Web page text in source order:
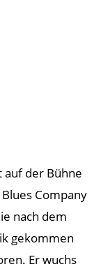
auf der Bühne
Company
nach dem
gekommen
Er wuchs